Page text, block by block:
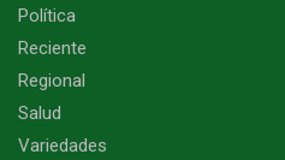
Política
Reciente
Regional
Salud
Variedades